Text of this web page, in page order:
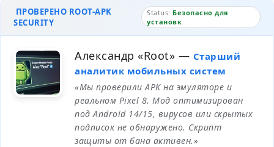
ПРОВЕРЕНО ROOT-APK
SECURITY
Status: Безопасно для
установк
Александр «Root» — Старший
аналитик мобильных систем
«Мы проверили APK на эмуляторе и
реальном Pixel 8. Мод оптимизирован
под Android 14/15, вирусов или скрытых
подписок не обнаружено. Скрипт
защиты от бана активен.»